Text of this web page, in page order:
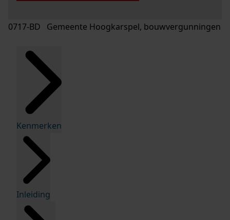
0717-BD Gemeente Hoogkarspel, bouwvergunningen
Kenmerken
Inleiding